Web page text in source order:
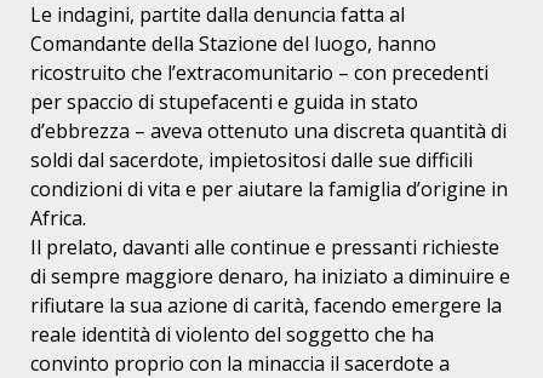
Le indagini, partite dalla denuncia fatta al
Comandante della Stazione del luogo, hanno
ricostruito che l’extracomunitario – con precedenti
per spaccio di stupefacenti e guida in stato
d’ebbrezza – aveva ottenuto una discreta quantità di
soldi dal sacerdote, impietositosi dalle sue difficili
condizioni di vita e per aiutare la famiglia d’origine in
Africa.
Il prelato, davanti alle continue e pressanti richieste
di sempre maggiore denaro, ha iniziato a diminuire e
rifiutare la sua azione di carità, facendo emergere la
reale identità di violento del soggetto che ha
convinto proprio con la minaccia il sacerdote a